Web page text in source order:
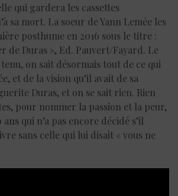
qui gardera les cassettes
sa mort. La soeur de Yann Lemée les
posthume en 2016 sous le titre :
de Duras », Ed. Pauvert/Fayard. Le
on sait désormais tout de ce qui
et de la vision qu’il avait de sa
Duras, et on se sait rien. Rien
pour nommer la passion et la peur,
qui n’a pas encore décidé s’il
sans celle qui lui disait « vous ne